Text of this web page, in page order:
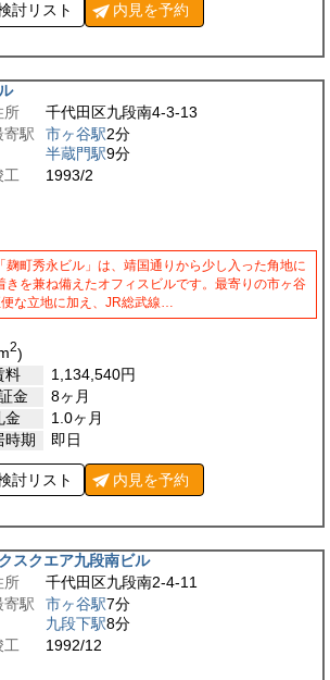
討リスト 内見を予約
所
千代田区九段南4-3-13
寄駅
市ヶ谷駅2分
半蔵門駅9分
工
1993/2
麹町秀永ビル」は、靖国通りから少し入った角地に
きを兼ね備えたオフィスビルです。最寄りの市ヶ谷
な立地に加え、JR総武線…
2)
料
1,134,540円
金
8ヶ月
金
1.0ヶ月
時期
即日
討リスト 内見を予約
スクエア九段南ビル
所
千代田区九段南2-4-11
寄駅
市ヶ谷駅7分
九段下駅8分
工
1992/12